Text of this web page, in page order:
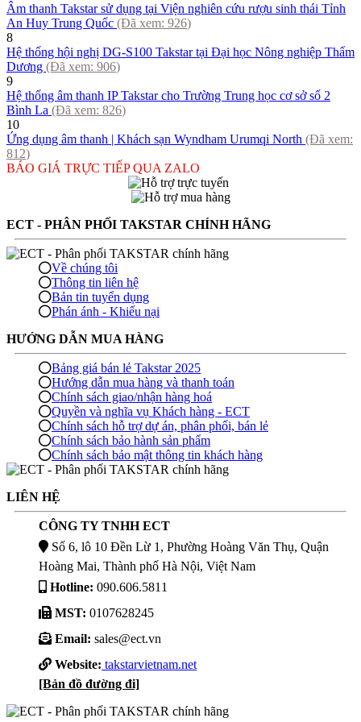
Âm thanh Takstar sử dụng tại Viện nghiên cứu rượu sinh thái Tỉnh
An Huy Trung Quốc (Đã xem: 926)
8
Hệ thống hội nghị DG-S100 Takstar tại Đại học Nông nghiệp Thẩm
Dương (Đã xem: 906)
9
Hệ thống âm thanh IP Takstar cho Trường Trung học cơ sở số 2
Bình La (Đã xem: 826)
10
Ứng dụng âm thanh | Khách sạn Wyndham Urumqi North (Đã xem:
812)
BÁO GIÁ TRỰC TIẾP QUA ZALO
ECT - PHÂN PHỐI TAKSTAR CHÍNH HÃNG
Về chúng tôi
Thông tin liên hệ
Bản tin tuyển dụng
Phán ánh - Khiếu nại
HƯỚNG DẪN MUA HÀNG
Bảng giá bán lẻ Takstar 2025
Hướng dẫn mua hàng và thanh toán
Chính sách giao/nhận hàng hoá
Quyền và nghĩa vụ Khách hàng - ECT
Chính sách hỗ trợ dự án, phân phối, bán lẻ
Chính sách bảo hành sản phẩm
Chính sách bảo mật thông tin khách hàng
LIÊN HỆ
CÔNG TY TNHH ECT
Số 6, lô 10 Đền Lừ 1, Phường Hoàng Văn Thụ, Quận
Hoàng Mai, Thành phố Hà Nội, Việt Nam
Hotline: 090.606.5811
MST: 0107628245
Email: sales@ect.vn
Website: takstarvietnam.net
[Bản đồ đường đi]